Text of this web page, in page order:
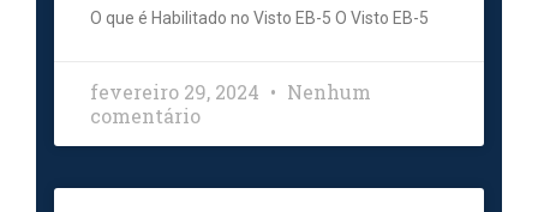
O que é Habilitado no Visto EB-5 O Visto EB-5
fevereiro 29, 2024
Nenhum
comentário